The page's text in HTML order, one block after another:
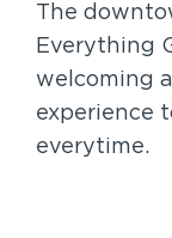
The
Everything
welcoming
experience
everytime.